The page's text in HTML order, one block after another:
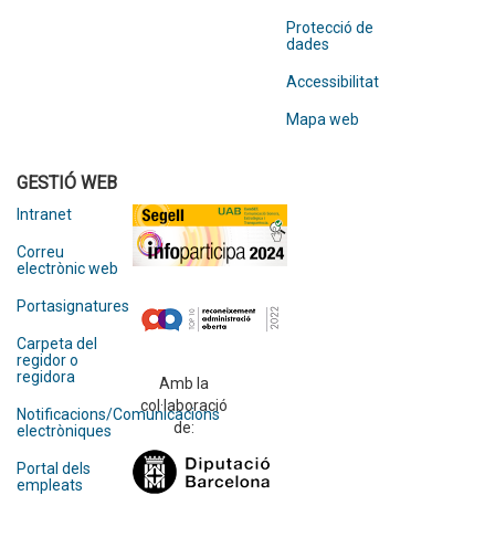
Protecció de
dades
Accessibilitat
Mapa web
GESTIÓ WEB
Intranet
Correu
electrònic web
Portasignatures
Carpeta del
regidor o
regidora
Notificacions/Comunicacions
electròniques
Portal dels
empleats
Amb la
col·laboració
de: